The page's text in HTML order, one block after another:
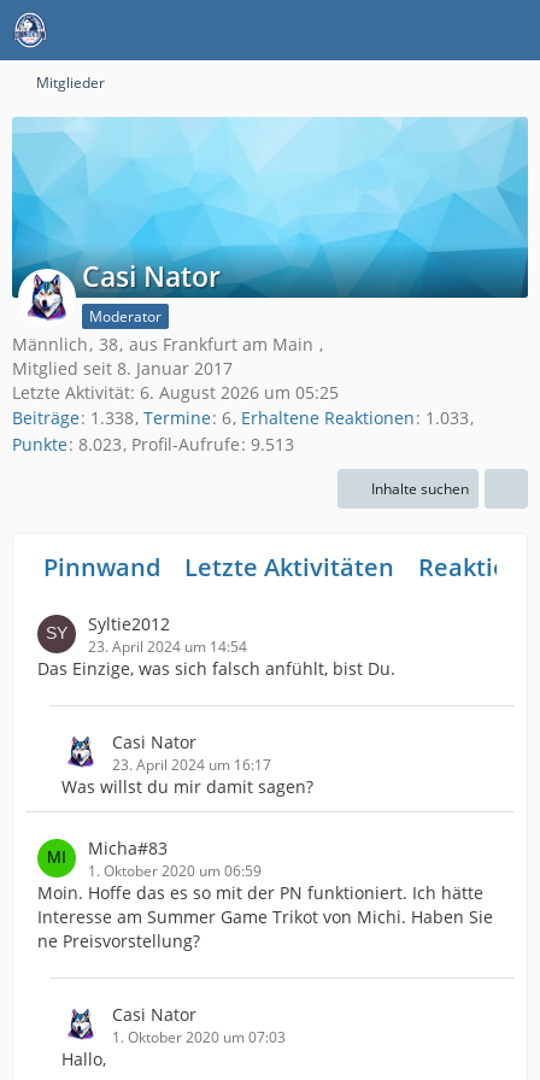
Mitglieder
Casi Nator
Moderator
Männlich 38 aus Frankfurt am Main
Mitglied seit 8. Januar 2017
Letzte Aktivität: 6. August 2026 um 05:25
Beiträge 1.338 Termine 6 Erhaltene Reaktionen 1.033
Punkte 8.023 Profil-Aufrufe 9.513
Inhalte suchen
Pinnwand Letzte Aktivitäten
Syltie2012
23. April 2024 um 14:54
Das Einzige, was sich falsch anfühlt, bist Du.
Casi Nator
23. April 2024 um 16:17
Was willst du mir damit sagen?
Micha#83
1. Oktober 2020 um 06:59
Moin. Hoffe das es so mit der PN funktioniert. Ich hätte
Interesse am Summer Game Trikot von Michi. Haben Sie
ne Preisvorstellung?
Casi Nator
1. Oktober 2020 um 07:03
Hallo,